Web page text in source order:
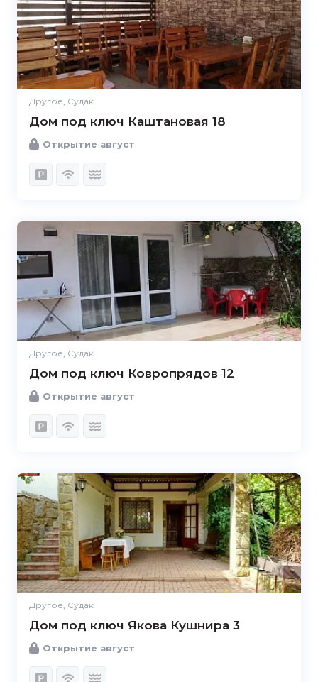
Другое, Судак
Дом под ключ Каштановая 18
Открытие август
Другое, Судак
Дом под ключ Ковропрядов 12
Открытие август
Другое, Судак
Дом под ключ Якова Кушнира 3
Открытие август